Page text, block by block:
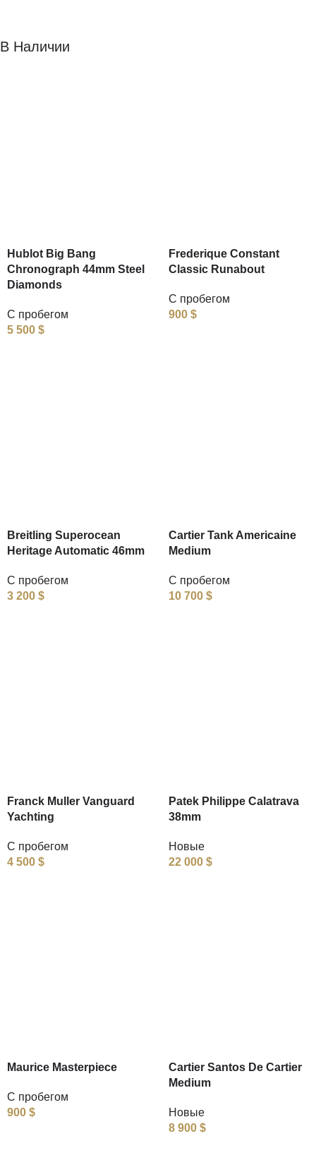
В Наличии
Hublot Big Bang
Chronograph 44mm Steel
Diamonds
С пробегом
5 500 $
Frederique Constant
Classic Runabout
С пробегом
900 $
Breitling Superocean
Heritage Automatic 46mm
С пробегом
3 200 $
Cartier Tank Americaine
Medium
С пробегом
10 700 $
Franck Muller Vanguard
Yachting
С пробегом
4 500 $
Patek Philippe Calatrava
38mm
Новые
22 000 $
Maurice Masterpiece
С пробегом
900 $
Cartier Santos De Cartier
Medium
Новые
8 900 $